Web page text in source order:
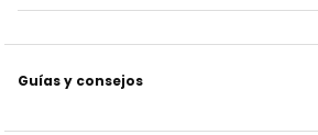
Guías y consejos